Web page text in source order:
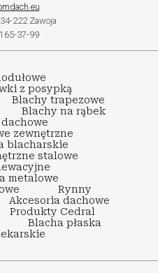
222 Zawoja
37-99
z posypką
Blachy trapezowe
Blachy na rąbek
zewnętrzne
blacharskie
stalowe
metalowe
Rynny
Akcesoria dachowe
Produkty Cedral
Blacha płaska